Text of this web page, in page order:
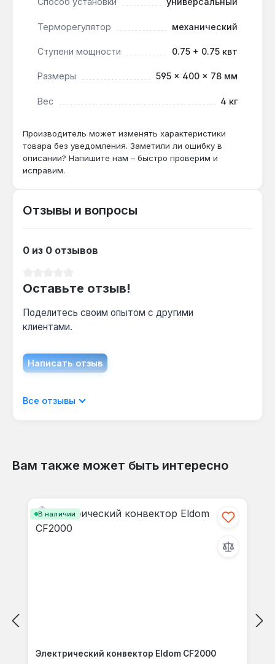
чистоты воздуха. Производство — Швеция.
Подходит ли для ванной комнаты?
Да — класс защиты IP24 и защита от
использовать конвектор в помещениях с
повышенной влажностью.
весь срок службы прибора — до 25 лет, при
Терморегулятор механический
Ступени мощности 0.75 + 0.75 квт
Размеры 595 × 400 × 78 мм
Вес 4 кг
Производитель может изменять характеристики
товара без уведомления. Заметили ли ошибку в
описании? Напишите нам – быстро проверим и
исправим.
Отзывы и вопросы
0 из 0 отзывов
Оставьте отзыв!
Поделитесь своим опытом с другими
клиентами.
Написать отзыв
Отображать отзывы только на текущем
Все отзывы
Вам также может быть интересно
В наличии
Электрический конвектор Eldom CF2000